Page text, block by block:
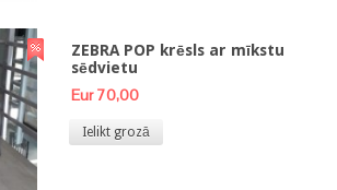
ZEBRA POP krēsls ar mīkstu
sēdvietu
Eur 70,00
Ielikt grozā